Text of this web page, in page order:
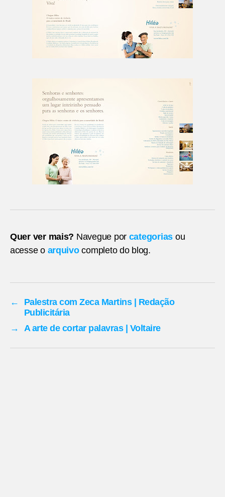
Quer ver mais? Navegue por categorias ou
acesse o arquivocompleto do blog.
←
Palestra com Zeca Martins | Redação
Publicitária
→
A arte de cortar palavras | Voltaire